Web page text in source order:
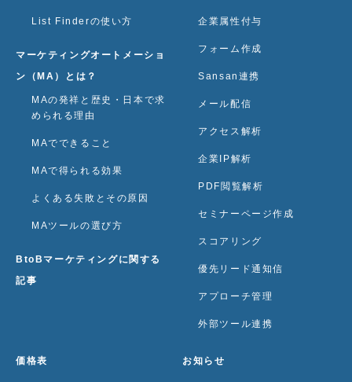
List Finderの使い方
マーケティングオートメーショ
ン（MA）とは？
MAの発祥と歴史・日本で求
められる理由
MAでできること
MAで得られる効果
よくある失敗とその原因
MAツールの選び方
BtoBマーケティングに関する
記事
企業属性付与
フォーム作成
Sansan連携
メール配信
アクセス解析
企業IP解析
PDF閲覧解析
セミナーページ作成
スコアリング
優先リード通知信
アプローチ管理
外部ツール連携
価格表 お知らせ